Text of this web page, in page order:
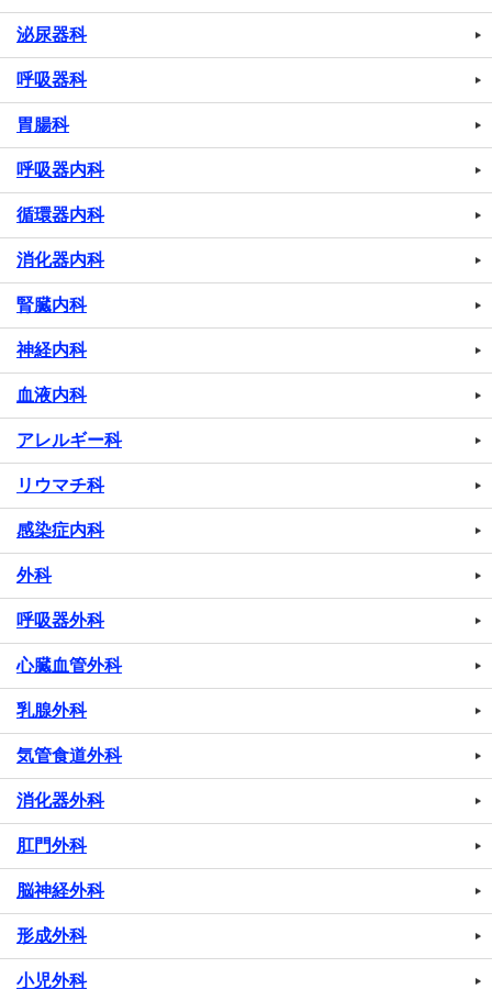
泌尿器科
呼吸器科
胃腸科
呼吸器内科
循環器内科
消化器内科
腎臓内科
神経内科
血液内科
アレルギー科
リウマチ科
感染症内科
外科
呼吸器外科
心臓血管外科
乳腺外科
気管食道外科
消化器外科
肛門外科
脳神経外科
形成外科
小児外科